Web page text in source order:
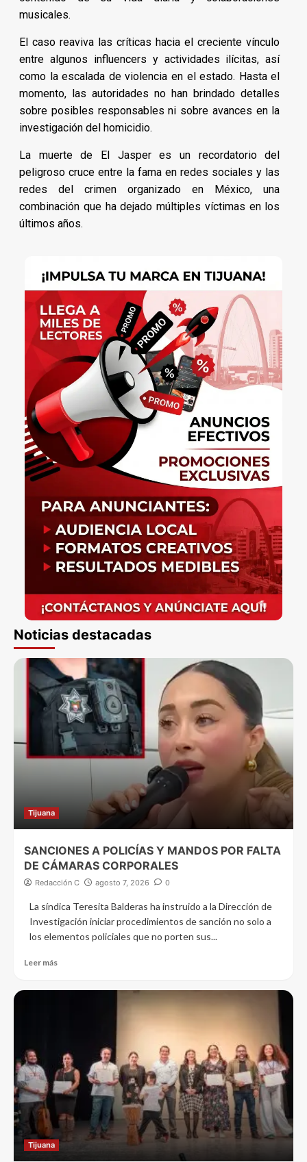
musicales.
El caso reaviva las críticas hacia el creciente vínculo
entre algunos influencers y actividades ilícitas, así
como la escalada de violencia en el estado. Hasta el
momento, las autoridades no han brindado detalles
sobre posibles responsables ni sobre avances en la
investigación del homicidio.
La muerte de El Jasper es un recordatorio del
peligroso cruce entre la fama en redes sociales y las
redes del crimen organizado en México, una
combinación que ha dejado múltiples víctimas en los
últimos años.
Noticias destacadas
Tijuana
SANCIONES A POLICÍAS Y MANDOS POR FALTA
DE CÁMARAS CORPORALES
Redacción C agosto 7, 2026 0
La síndica Teresita Balderas ha instruido a la Dirección de
Investigación iniciar procedimientos de sanción no solo a
los elementos policiales que no porten sus...
Leer más
Tijuana